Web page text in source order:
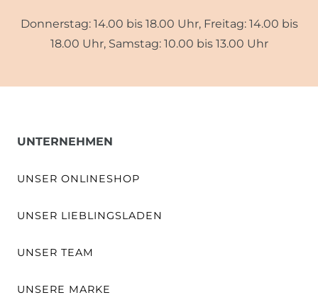
Donnerstag: 14.00 bis 18.00 Uhr, Freitag: 14.00 bis
18.00 Uhr, Samstag: 10.00 bis 13.00 Uhr
UNTERNEHMEN
UNSER ONLINESHOP
UNSER LIEBLINGSLADEN
UNSER TEAM
UNSERE MARKE